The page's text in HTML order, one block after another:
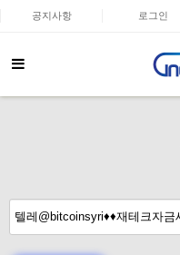
공지사항 로그인